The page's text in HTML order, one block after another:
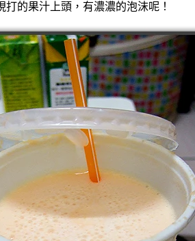
的果汁上頭，有濃濃的泡沫呢！